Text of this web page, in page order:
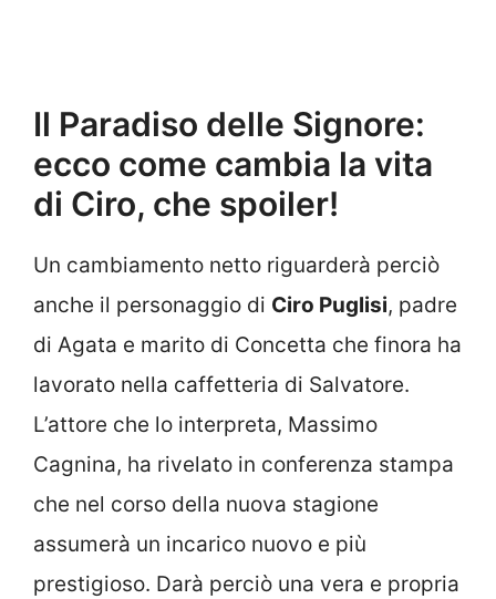
Il Paradiso delle Signore:
ecco come cambia la vita
di Ciro, che spoiler!
Un cambiamento netto riguarderà perciò
anche il personaggio di Ciro Puglisi, padre
di Agata e marito di Concetta che finora ha
lavorato nella caffetteria di Salvatore.
L’attore che lo interpreta, Massimo
Cagnina, ha rivelato in conferenza stampa
che nel corso della nuova stagione
assumerà un incarico nuovo e più
prestigioso. Darà perciò una vera e propria